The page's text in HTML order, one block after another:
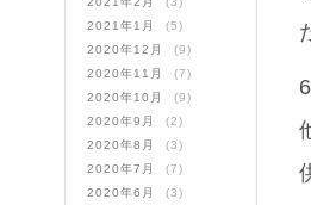
2021年1月
(5)
2020年12月
(9)
2020年11月
(7)
2020年10月
(9)
2020年9月
(2)
2020年8月
(3)
2020年7月
(7)
2020年6月
(3)